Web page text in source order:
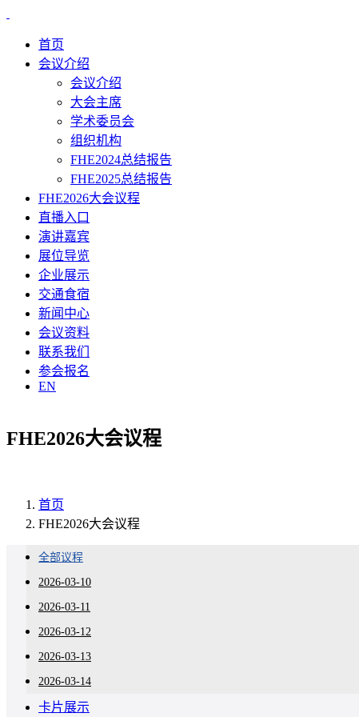
首页
会议介绍
会议介绍
大会主席
学术委员会
组织机构
FHE2024总结报告
FHE2025总结报告
FHE2026大会议程
直播入口
演讲嘉宾
展位导览
企业展示
交通食宿
新闻中心
会议资料
联系我们
参会报名
EN
FHE2026大会议程
首页
FHE2026大会议程
全部议程
2026-03-10
2026-03-11
2026-03-12
2026-03-13
2026-03-14
卡片展示